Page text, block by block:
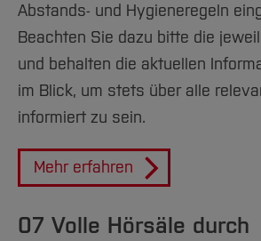
Abstands- und Hygieneregeln
Beachten Sie dazu bitte die
und behalten die aktuellen
im Blick, um stets über alle
informiert zu sein.
Mehr erfahren
07 Volle Hörsäle durch